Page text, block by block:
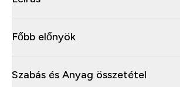
Főbb előnyök
Szabás és Anyag összetétel